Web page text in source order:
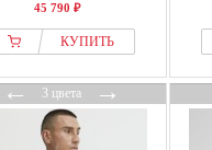
45 790 ₽
КУПИТЬ
←3 цвета→